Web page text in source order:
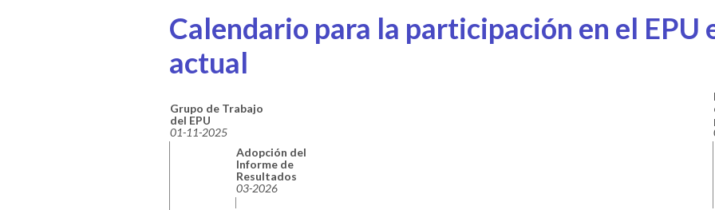
Calendario para la participación en el EPU
actual
Grupo de Trabajo
del EPU
01-11-2025
Adopción del
Informe de
Resultados
03-2026